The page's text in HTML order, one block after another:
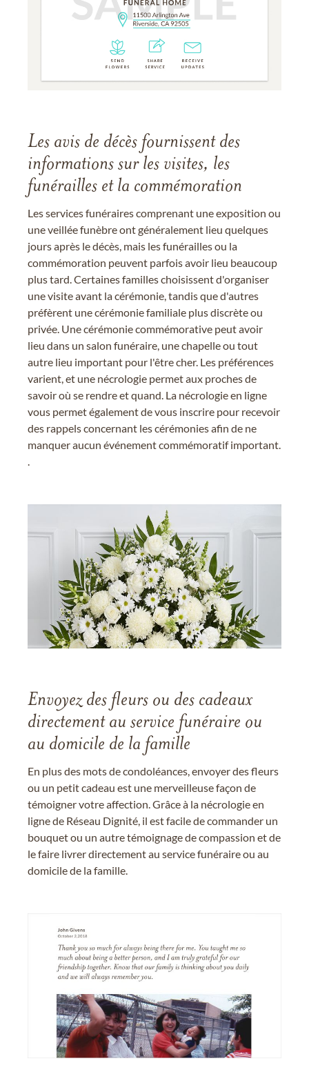
Les avis de décès fournissent des
informations sur les visites, les
funérailles et la commémoration
Les services funéraires comprenant une exposition ou
une veillée funèbre ont généralement lieu quelques
jours après le décès, mais les funérailles ou la
commémoration peuvent parfois avoir lieu beaucoup
plus tard. Certaines familles choisissent d'organiser
une visite avant la cérémonie, tandis que d'autres
préfèrent une cérémonie familiale plus discrète ou
privée. Une cérémonie commémorative peut avoir
lieu dans un salon funéraire, une chapelle ou tout
autre lieu important pour l'être cher. Les préférences
varient, et une nécrologie permet aux proches de
savoir où se rendre et quand. La nécrologie en ligne
vous permet également de vous inscrire pour recevoir
des rappels concernant les cérémonies afin de ne
manquer aucun événement commémoratif important.
Envoyez des fleurs ou des cadeaux
directement au service funéraire ou
au domicile de la famille
En plus des mots de condoléances, envoyer des fleurs
ou un petit cadeau est une merveilleuse façon de
témoigner votre affection. Grâce à la nécrologie en
ligne de Réseau Dignité, il est facile de commander un
bouquet ou un autre témoignage de compassion et de
le faire livrer directement au service funéraire ou au
domicile de la famille.